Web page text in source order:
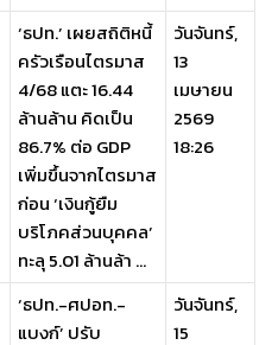
‘ธปท.’ เผยสถิติหนี้
ครัวเรือนไตรมาส
4/68 แตะ 16.44
ล้านล้าน คิดเป็น
86.7% ต่อ GDP
เพิ่มขึ้นจากไตรมาส
ก่อน ‘เงินกู้ยืม
บริโภคส่วนบุคคล’
ทะลุ 5.01 ล้านล้า ...
วันจันทร์,
13
เมษายน
2569
18:26
‘ธปท.-ศปอท.-
แบงก์’ ปรับ
วันจันทร์,
15